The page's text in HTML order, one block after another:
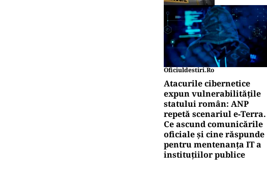
Oficiuldestiri.ro
Atacurile cibernetice
expun vulnerabilitățile
statului român: ANP
repetă scenariul e‑Terra.
Ce ascund comunicările
oficiale și cine răspunde
pentru mentenanța IT a
instituțiilor publice